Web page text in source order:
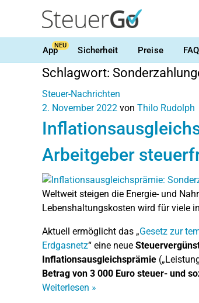
AppNEU Sicherheit Preise FAQ
Schlagwort:
Steuer-Nachrichten
2. November 2022 von Thilo Rudolph
Arbeitgeber
Weltweit steigen die Energie- und
Lebenshaltungskosten wird für viele
Aktuell ermöglicht das „Gesetz zur
Erdgasnetz“ eine neue
Inflationsausgleichsprämie
Betrag von 3 000 Euro steuer- und
Weiterlesen »